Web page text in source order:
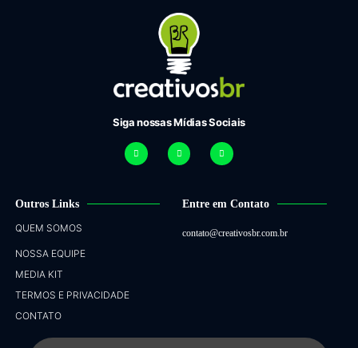
Siga nossas Mídias Sociais
Outros Links
QUEM SOMOS
NOSSA EQUIPE
MEDIA KIT
TERMOS E PRIVACIDADE
CONTATO
Entre em Contato
contato@creativosbr.com.br